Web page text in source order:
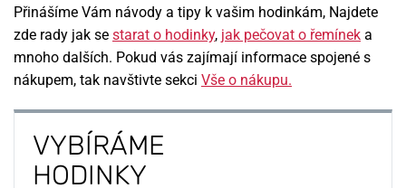
Přinášíme Vám návody a tipy k vašim hodinkám, Najdete
zde rady jak se starat o hodinky, jak pečovat o řemínek a
mnoho dalších. Pokud vás zajímají informace spojené s
nákupem, tak navštivte sekci Vše o nákupu.
VYBÍRÁME
HODINKY